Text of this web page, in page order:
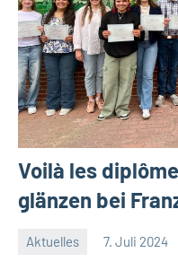
Voilà les
glänzen bei
Aktuelles 7. Juli 2024